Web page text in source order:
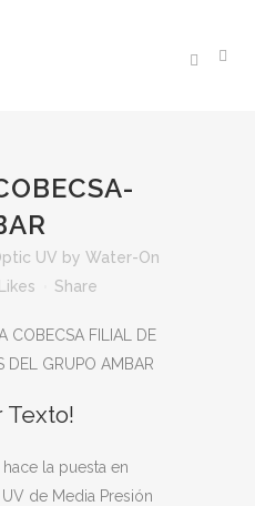
UV by Water-On
Likes Share
COBECSA FILIAL DE
DEL GRUPO AMBAR
Texto!
la puesta en
de Media Presión